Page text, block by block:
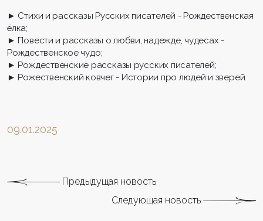
► Стихи и рассказы Русских писателей - Рождественская
ёлка;
► Повести и рассказы о любви, надежде, чудесах -
Рождественское чудо;
► Рождественские рассказы русских писателей;
► Рожественский ковчег - Истории про людей и зверей.
09.01.2025
Предыдущая новость
Следующая новость